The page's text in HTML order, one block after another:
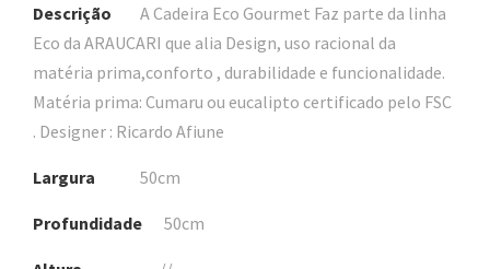
Descrição
A Cadeira Eco Gourmet Faz parte da linha
Eco da ARAUCARI que alia Design, uso racional da
matéria prima,conforto , durabilidade e funcionalidade.
Matéria prima: Cumaru ou eucalipto certificado pelo FSC
. Designer : Ricardo Afiune
Largura 50cm
Profundidade 50cm